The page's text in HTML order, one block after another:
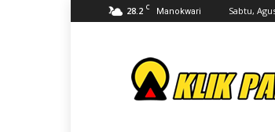
28.2 C Manokwari Sabtu,